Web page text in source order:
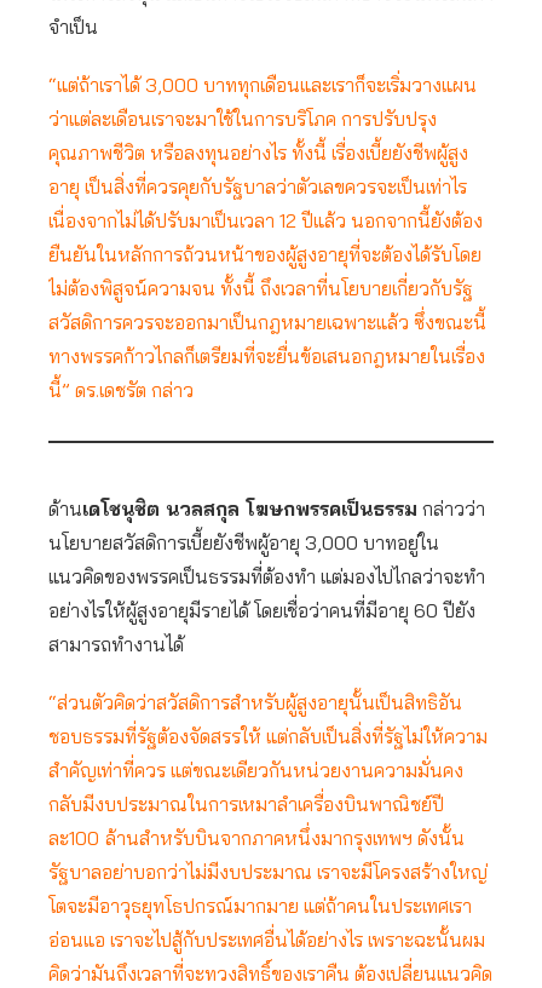
จำเป็น
“แต่ถ้าเราได้ 3,000 บาททุกเดือนและเราก็จะเริ่มวางแผน
ว่าแต่ละเดือนเราจะมาใช้ในการบริโภค การปรับปรุง
คุณภาพชีวิต หรือลงทุนอย่างไร ทั้งนี้ เรื่องเบี้ยยังชีพผู้สูง
อายุ เป็นสิ่งที่ควรคุยกับรัฐบาลว่าตัวเลขควรจะเป็นเท่าไร
เนื่องจากไม่ได้ปรับมาเป็นเวลา 12 ปีแล้ว นอกจากนี้ยังต้อง
ยืนยันในหลักการถ้วนหน้าของผู้สูงอายุที่จะต้องได้รับโดย
ไม่ต้องพิสูจน์ความจน ทั้งนี้ ถึงเวลาที่นโยบายเกี่ยวกับรัฐ
สวัสดิการควรจะออกมาเป็นกฎหมายเฉพาะแล้ว ซึ่งขณะนี้
ทางพรรคก้าวไกลก็เตรียมที่จะยื่นข้อเสนอกฎหมายในเรื่อง
นี้” ดร.เดชรัต กล่าว
ด้านเดโชนุชิต นวลสกุล โฆษกพรรคเป็นธรรม กล่าวว่า
นโยบายสวัสดิการเบี้ยยังชีพผู้อายุ 3,000 บาทอยู่ใน
แนวคิดของพรรคเป็นธรรมที่ต้องทำ แต่มองไปไกลว่าจะทำ
อย่างไรให้ผู้สูงอายุมีรายได้ โดยเชื่อว่าคนที่มีอายุ 60 ปียัง
สามารถทำงานได้
“ส่วนตัวคิดว่าสวัสดิการสำหรับผู้สูงอายุนั้นเป็นสิทธิอัน
ชอบธรรมที่รัฐต้องจัดสรรให้ แต่กลับเป็นสิ่งที่รัฐไม่ให้ความ
สำคัญเท่าที่ควร แต่ขณะเดียวกันหน่วยงานความมั่นคง
กลับมีงบประมาณในการเหมาลำเครื่องบินพาณิชย์ปี
ละ100 ล้านสำหรับบินจากภาคหนึ่งมากรุงเทพฯ ดังนั้น
รัฐบาลอย่าบอกว่าไม่มีงบประมาณ เราจะมีโครงสร้างใหญ่
โตจะมีอาวุธยุทโธปกรณ์มากมาย แต่ถ้าคนในประเทศเรา
อ่อนแอ เราจะไปสู้กับประเทศอื่นได้อย่างไร เพราะฉะนั้นผม
คิดว่ามันถึงเวลาที่จะทวงสิทธิ์ของเราคืน ต้องเปลี่ยนแนวคิด